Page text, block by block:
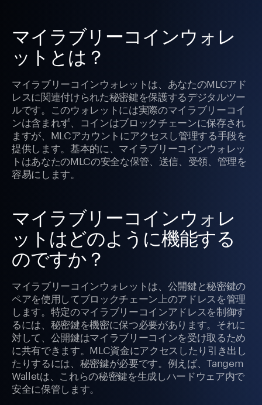
マイラブリーコインウォレ
ットとは？
マイラブリーコインウォレットは、あなたのMLCアド
レスに関連付けられた秘密鍵を保護するデジタルツー
ルです。このウォレットには実際のマイラブリーコイ
ンは含まれず、コインはブロックチェーンに保存され
ますが、MLCアカウントにアクセスし管理する手段を
提供します。基本的に、マイラブリーコインウォレッ
トはあなたのMLCの安全な保管、送信、受領、管理を
容易にします。
マイラブリーコインウォレ
ットはどのように機能する
のですか？
マイラブリーコインウォレットは、公開鍵と秘密鍵の
ペアを使用してブロックチェーン上のアドレスを管理
します。特定のマイラブリーコインアドレスを制御す
るには、秘密鍵を機密に保つ必要があります。それに
対して、公開鍵はマイラブリーコインを受け取るため
に共有できます。MLC資金にアクセスしたり引き出し
たりするには、秘密鍵が必要です。例えば、Tangem
Walletは、これらの秘密鍵を生成しハードウェア内で
安全に保管します。